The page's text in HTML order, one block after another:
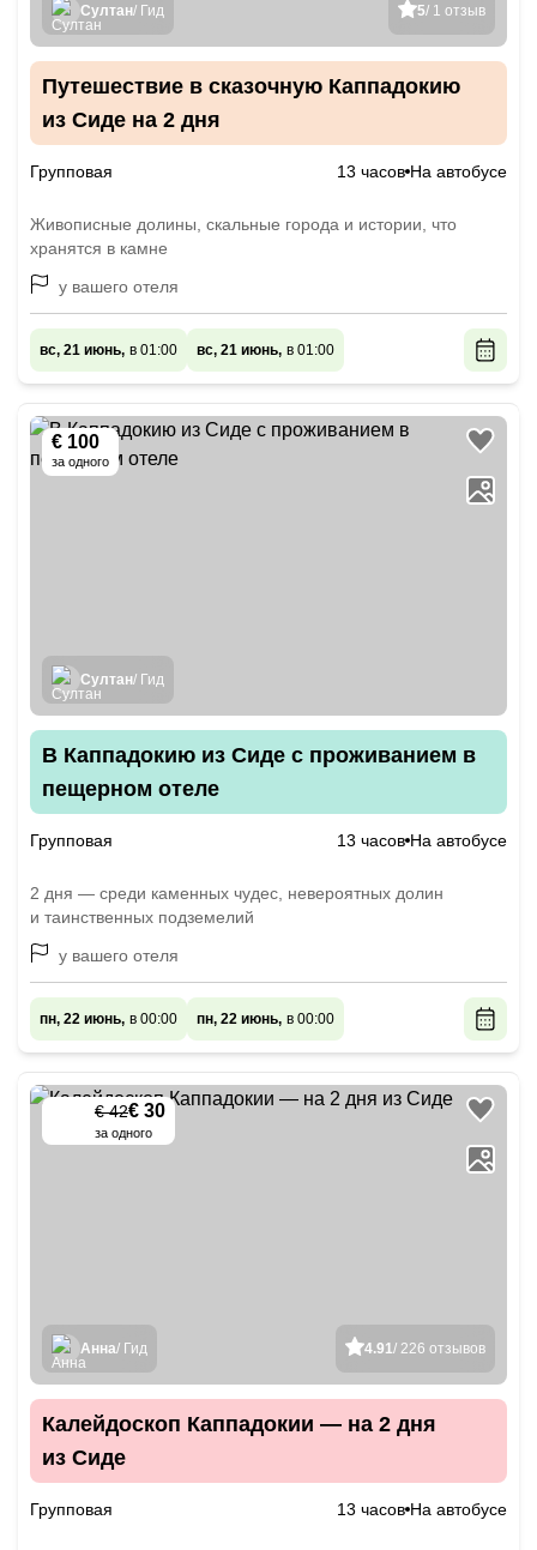
5/ 1 отзыв
Султан/ Гид
Путешествие в сказочную Каппадокию
из Сиде на 2 дня
Групповая 13 часов На автобусе
Живописные долины, скальные города и истории, что
хранятся в камне
у вашего отеля
вс, 21 июнь, в 01:00 вс, 21 июнь, в 01:00
€ 100
за одного
Султан/ Гид
В Каппадокию из Сиде с проживанием в
пещерном отеле
Групповая 13 часов На автобусе
2 дня — среди каменных чудес, невероятных долин
и таинственных подземелий
у вашего отеля
пн, 22 июнь, в 00:00 пн, 22 июнь, в 00:00
€ 42€ 30
за одного
4.91/ 226 отзывов
Анна/ Гид
Калейдоскоп Каппадокии — на 2 дня
из Сиде
Групповая 13 часов На автобусе